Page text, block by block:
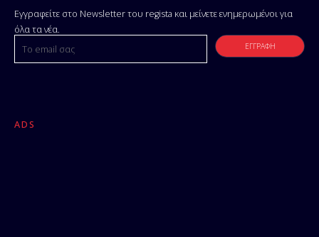
Εγγραφείτε στο Newsletter του regista και μείνετε ενημερωμένοι για
όλα τα νέα.
ADS